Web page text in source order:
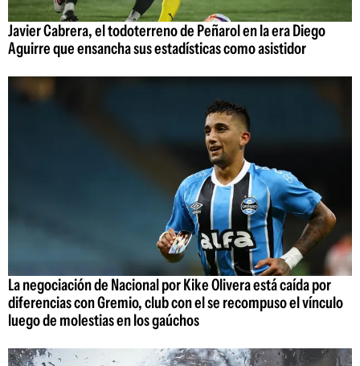
Javier Cabrera, el todoterreno de Peñarol en la era Diego
Aguirre que ensancha sus estadísticas como asistidor
La negociación de Nacional por Kike Olivera está caída por
diferencias con Gremio, club con el se recompuso el vínculo
luego de molestias en los gaúchos